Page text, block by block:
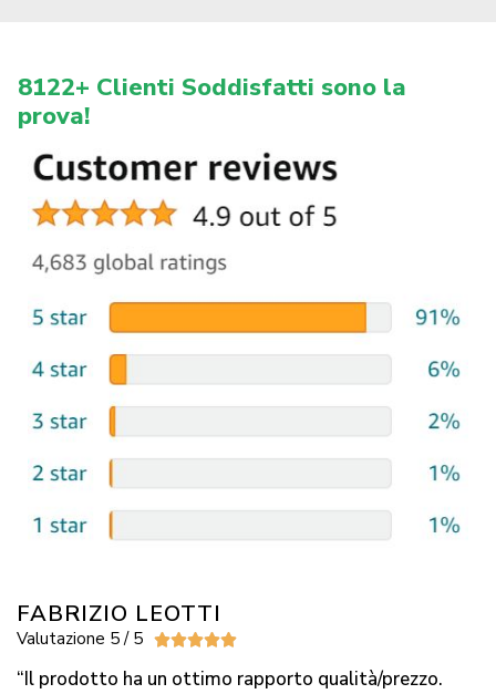
8122+ Clienti Soddisfatti sono la
prova!
FABRIZIO LEOTTI
Valutazione 5 / 5 
“Il prodotto ha un ottimo rapporto qualità/prezzo.